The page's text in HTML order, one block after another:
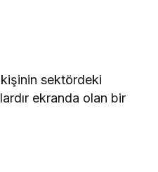
sektördeki
ekranda olan bir